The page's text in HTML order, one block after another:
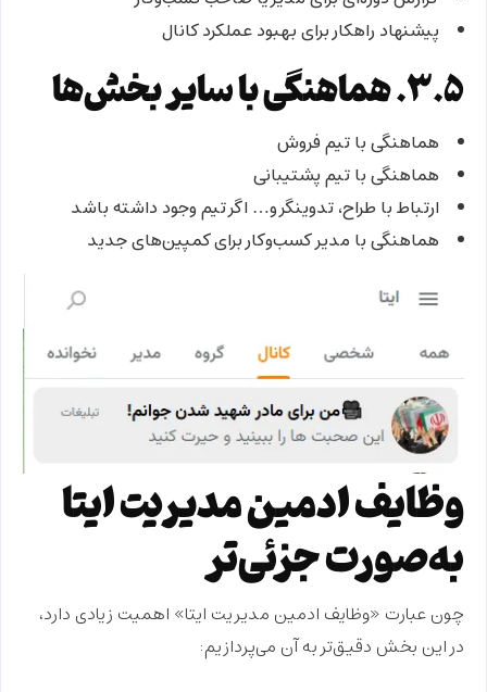
پیشنهاد راهکار برای بهبود عملکرد کانال
۳.۵. هماهنگی با سایر بخش‌ها
هماهنگی با تیم فروش
هماهنگی با تیم پشتیبانی
ارتباط با طراح، تدوینگر و… اگر تیم وجود داشته باشد
هماهنگی با مدیر کسب‌وکار برای کمپین‌های جدید
وظایف ادمین مدیریت ایتا
به‌صورت جزئی‌تر
چون عبارت «وظایف ادمین مدیریت ایتا» اهمیت زیادی دارد،
در این بخش دقیق‌تر به آن می‌پردازیم: